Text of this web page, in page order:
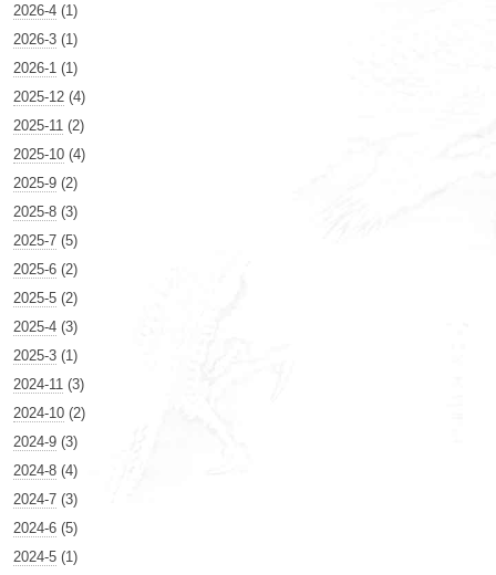
2026-4 (1)
2026-3 (1)
2026-1 (1)
2025-12 (4)
2025-11 (2)
2025-10 (4)
2025-9 (2)
2025-8 (3)
2025-7 (5)
2025-6 (2)
2025-5 (2)
2025-4 (3)
2025-3 (1)
2024-11 (3)
2024-10 (2)
2024-9 (3)
2024-8 (4)
2024-7 (3)
2024-6 (5)
2024-5 (1)